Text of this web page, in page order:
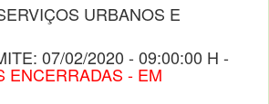
URBANOS E
07/02/2020 - 09:00:00 H -
ENCERRADAS - EM